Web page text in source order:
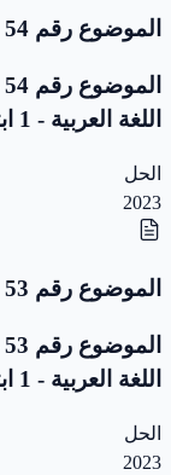
الموضوع رقم 54
اللغة العربية - 1 ابتدائي
الحل
2023
الموضوع رقم 53
اللغة العربية - 1 ابتدائي
الحل
2023